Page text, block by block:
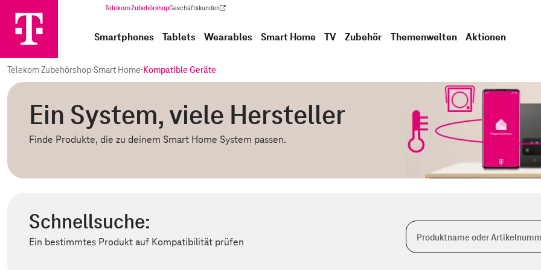
Telekom ZubehörshopGeschäftskunden
(Wird in einem neuen Tab geöffnet)
Smartphones Tablets Wearables Smart Home TV Zubehör Themenwelten Aktionen
Telekom Zubehörshop·Smart Home·Kompatible Geräte
Ein System, viele Hersteller
Finde Produkte, die zu deinem Smart Home System passen.
Schnellsuche:
Ein bestimmtes Produkt auf Kompatibilität prüfen Produktname oder